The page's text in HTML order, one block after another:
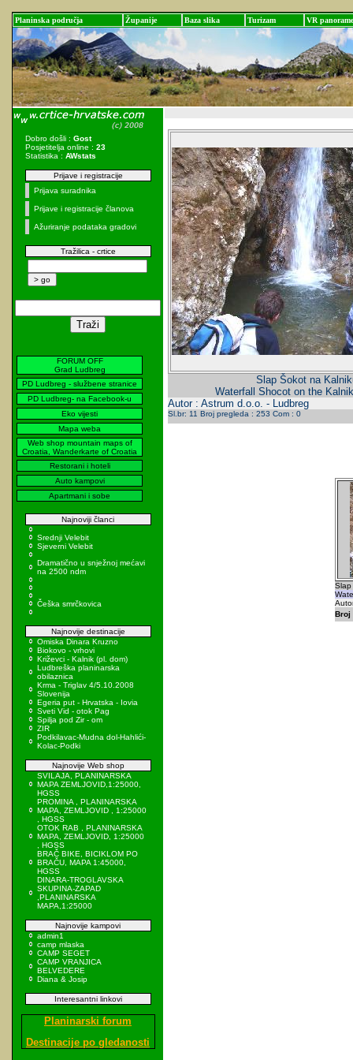
Planinska područja Županije Baza slika Turizam VR panorame
Dobro došli : Gost
Posjetitelja online : 23
Statistika : AWstats
Prijave i registracije
Prijava suradnika
Prijave i registracije članova
Ažuriranje podataka gradovi
Tražilica - crtice
FORUM OFF
Grad Ludbreg
PD Ludbreg - službene stranice
PD Ludbreg- na Facebook-u
Eko vijesti
Mapa weba
Web shop mountain maps of
Croatia, Wanderkarte of Croatia
Restorani i hoteli
Auto kampovi
Apartmani i sobe
Najnoviji članci
Srednji Velebit
Sjeverni Velebit
Dramatično u snježnoj mećavi
na 2500 ndm
Češka smrčkovica
Najnovije destinacije
Omiska Dinara Kruzno
Biokovo - vrhovi
Križevci - Kalnik (pl. dom)
Ludbreška planinarska
obilaznica
Krma - Triglav 4/5.10.2008
Slovenija
Egeria put - Hrvatska - Iovia
Sveti Vid - otok Pag
Spilja pod Zir - om
ZIR
Podkilavac-Mudna dol-Hahlići-
Kolac-Podki
Najnovije Web shop
SVILAJA, PLANINARSKA
MAPA ZEMLJOVID,1:25000,
HGSS
PROMINA , PLANINARSKA
MAPA, ZEMLJOVID , 1:25000
, HGSS
OTOK RAB , PLANINARSKA
MAPA, ZEMLJOVID, 1:25000
, HGSS
BRAČ BIKE, BICIKLOM PO
BRAČU, MAPA 1:45000,
HGSS
DINARA-TROGLAVSKA
SKUPINA-ZAPAD
,PLANINARSKA
MAPA,1:25000
Najnovije kampovi
admin1
camp mlaska
CAMP SEGET
CAMP VRANJICA
BELVEDERE
Diana & Josip
Interesantni linkovi
Planinarski forum
Destinacije po gledanosti
Slap Šokot na
Waterfall Shocot on the
Autor : Astrum d.o.o. - Ludbreg
Sl.br: 11 Broj pregleda : 253 Com : 0
Slap
Broj